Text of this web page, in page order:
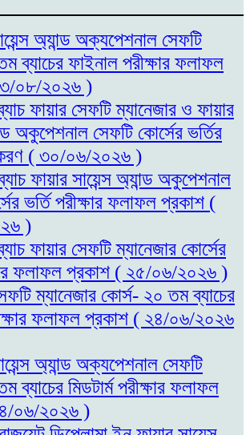
অ্যান্ড অক্যপেশনাল সেফটি
ব্যাচের ফাইনাল পরীক্ষার ফলাফল
০৮/২০২৬ )
ফায়ার সেফটি ম্যানেজার ও ফায়ার
অকুপেশনাল সেফটি কোর্সের ভর্তির
( ৩০/০৬/২০২৬ )
ফায়ার সায়েন্স অ্যান্ড অকুপেশনাল
ভর্তি পরীক্ষার ফলাফল প্রকাশ (
)
ফায়ার সেফটি ম্যানেজার কোর্সের
ফলাফল প্রকাশ ( ২৫/০৬/২০২৬ )
ম্যানেজার কোর্স- ২০ তম ব্যাচের
ফলাফল প্রকাশ ( ২৪/০৬/২০২৬
অ্যান্ড অক্যপেশনাল সেফটি
ব্যাচের মিডটার্ম পরীক্ষার ফলাফল
০৬/২০২৬ )